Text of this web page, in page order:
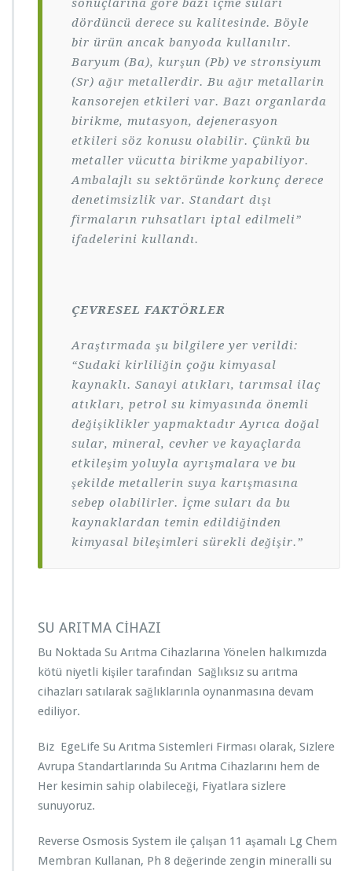
sonuçlarına göre bazı içme suları
dördüncü derece su kalitesinde. Böyle
bir ürün ancak banyoda kullanılır.
Baryum (Ba), kurşun (Pb) ve stronsiyum
(Sr) ağır metallerdir. Bu ağır metallarin
kansorejen etkileri var. Bazı organlarda
birikme, mutasyon, dejenerasyon
etkileri söz konusu olabilir. Çünkü bu
metaller vücutta birikme yapabiliyor.
Ambalajlı su sektöründe korkunç derece
denetimsizlik var. Standart dışı
firmaların ruhsatları iptal edilmeli”
ifadelerini kullandı.
ÇEVRESEL FAKTÖRLER
Araştırmada şu bilgilere yer verildi:
“Sudaki kirliliğin çoğu kimyasal
kaynaklı. Sanayi atıkları, tarımsal ilaç
atıkları, petrol su kimyasında önemli
değişiklikler yapmaktadır Ayrıca doğal
sular, mineral, cevher ve kayaçlarda
etkileşim yoluyla ayrışmalara ve bu
şekilde metallerin suya karışmasına
sebep olabilirler. İçme suları da bu
kaynaklardan temin edildiğinden
kimyasal bileşimleri sürekli değişir.”
SU ARITMA CİHAZI
Bu Noktada Su Arıtma Cihazlarına Yönelen halkımızda
kötü niyetli kişiler tarafından Sağlıksız su arıtma
cihazları satılarak sağlıklarınla oynanmasına devam
ediliyor.
Biz EgeLife Su Arıtma Sistemleri Firması olarak, Sizlere
Avrupa Standartlarında Su Arıtma Cihazlarını hem de
Her kesimin sahip olabileceği, Fiyatlara sizlere
sunuyoruz.
Reverse Osmosis System ile çalışan 11 aşamalı Lg Chem
Membran Kullanan, Ph 8 değerinde zengin mineralli su